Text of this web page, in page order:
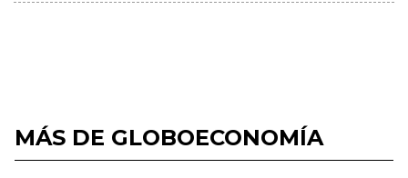
MÁS DE GLOBOECONOMÍA